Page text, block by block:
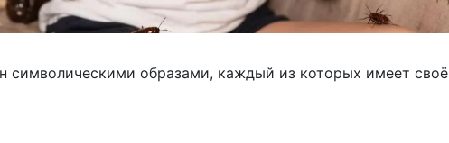
символическими образами, каждый из которых имеет своё